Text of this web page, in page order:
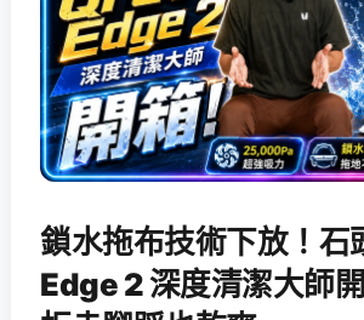
鎖水拖布技術下放！石
Edge 2 深度清潔大師